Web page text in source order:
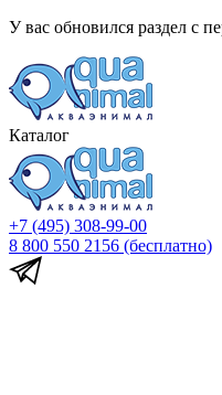
У вас обновился раздел с
Каталог
+7 (495) 308-99-00
8 800 550 2156 (бесплатно)